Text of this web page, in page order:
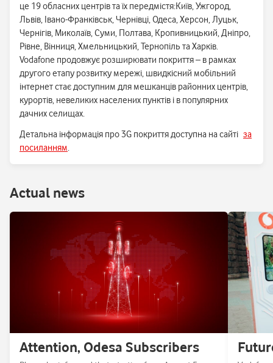
це 19 обласних центрів та їх передмістя:Київ, Ужгород,
Львів, Івано-Франківськ, Чернівці, Одеса, Херсон, Луцьк,
Чернігів, Миколаїв, Суми, Полтава, Кропивницький, Дніпро,
Рівне, Вінниця, Хмельницький, Тернопіль та Харків.
Vodafone продовжує розширювати покриття – в рамках
другого етапу розвитку мережі, швидкісний мобільний
інтернет стає доступним для мешканців районних центрів,
курортів, невеликих населених пунктів і в популярних
дачних селищах.
Детальна інформація про 3G покриття доступна на сайті за
посиланням.
Аctual news
Attention, Odesa Subscribers